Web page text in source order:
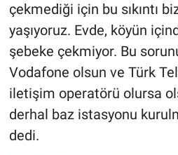
çekmediği için bu sıkıntı
yaşıyoruz. Evde, köyün
şebeke çekmiyor. Bu
Vodafone olsun ve Türk
iletişim operatörü olursa
derhal baz istasyonu
dedi.